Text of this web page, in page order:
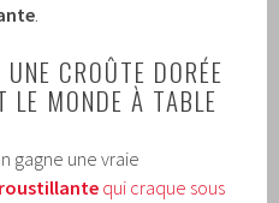
.
CROÛTE DORÉE
MONDE À TABLE
gagne une vraie
qui craque sous